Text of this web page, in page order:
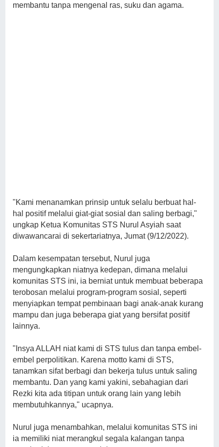
membantu tanpa mengenal ras, suku dan agama.
"Kami menanamkan prinsip untuk selalu berbuat hal-
hal positif melalui giat-giat sosial dan saling berbagi,"
ungkap Ketua Komunitas STS Nurul Asyiah saat
diwawancarai di sekertariatnya, Jumat (9/12/2022).
Dalam kesempatan tersebut, Nurul juga
mengungkapkan niatnya kedepan, dimana melalui
komunitas STS ini, ia berniat untuk membuat beberapa
terobosan melalui program-program sosial, seperti
menyiapkan tempat pembinaan bagi anak-anak kurang
mampu dan juga beberapa giat yang bersifat positif
lainnya.
"Insya ALLAH niat kami di STS tulus dan tanpa embel-
embel perpolitikan. Karena motto kami di STS,
tanamkan sifat berbagi dan bekerja tulus untuk saling
membantu. Dan yang kami yakini, sebahagian dari
Rezki kita ada titipan untuk orang lain yang lebih
membutuhkannya," ucapnya.
Nurul juga menambahkan, melalui komunitas STS ini
ia memiliki niat merangkul segala kalangan tanpa